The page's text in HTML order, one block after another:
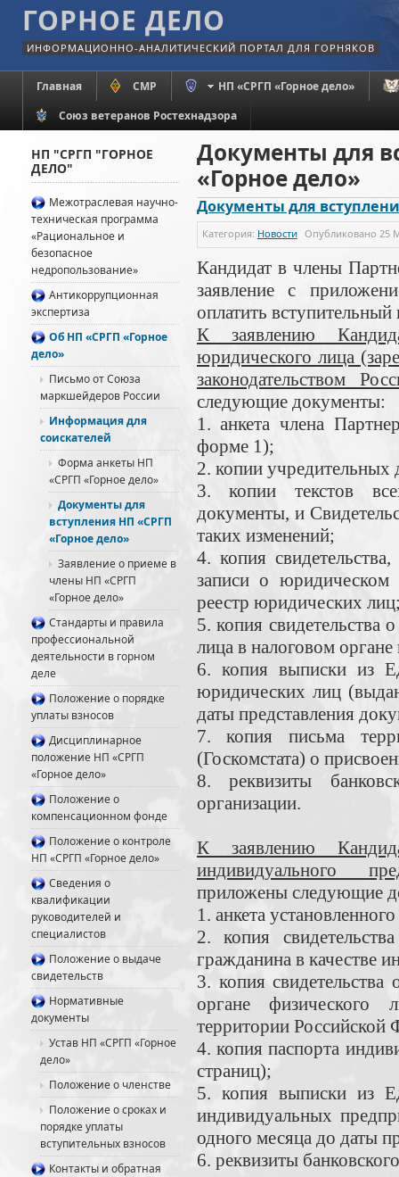
ГОРНОЕ ДЕЛО
ИНФОРМАЦИОННО-АНАЛИТИЧЕСКИЙ ПОРТАЛ ДЛЯ ГОРНЯКОВ
Главная СМР
НП «СРГП «Горное дело»
Союз ветеранов Ростехнадзора
Документы для
«Горное дело»
Документы для
Категория: Новости Опубликовано 25
Кандидат в члены
заявление с
оплатить вступительный
К заявлению
юридического лица
законодательством
следующие документы:
1. анкета члена
форме 1);
2. копии учредительных
3. копии текстов
документы, и
таких изменений;
4. копия
записи о юридическом
реестр юридических
5. копия свидетельства
лица в налоговом
6. копия выписки из
юридических лиц
даты представления
7. копия письма
(Госкомстата) о
8. реквизиты
организации.
К заявлению
индивидуального
приложены следующие
1. анкета
2. копия
гражданина в качестве
3. копия
органе
территории Российской
4. копия паспорта
страниц);
5. копия выписки из
индивидуальных
одного месяца до даты
6. реквизиты
НП "СРГП "ГОРНОЕ
ДЕЛО"
Межотраслевая научно-
техническая программа
«Рациональное и
безопасное
недропользование»
Антикоррупционная
экспертиза
Об НП «СРГП «Горное
дело»
Письмо от Союза
маркшейдеров России
Информация для
соискателей
Форма анкеты НП
«СРГП «Горное дело»
Документы для
вступления НП «СРГП
«Горное дело»
Заявление о приеме в
члены НП «СРГП
«Горное дело»
Стандарты и правила
профессиональной
деятельности в горном
деле
Положение о порядке
уплаты взносов
Дисциплинарное
положение НП «СРГП
«Горное дело»
Положение о
компенсационном фонде
Положение о контроле
НП «СРГП «Горное дело»
Сведения о
квалификации
руководителей и
специалистов
Положение о выдаче
свидетельств
Нормативные
документы
Устав НП «СРГП «Горное
дело»
Положение о членстве
Положение о сроках и
порядке уплаты
вступительных взносов
Контакты и обратная